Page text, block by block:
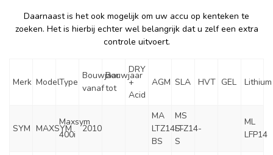
Daarnaast is het ook mogelijk om uw accu op kenteken te
zoeken. Het is hierbij echter wel belangrijk dat u zelf een extra
controle uitvoert.
Merk ModelType
Bouwjaar
vanaf
Bouwjaar
tot
DRY
+
Acid
AGM SLA HVT GEL Lithium
SYM MAXSYM
Maxsym
400i
2010
MA
LTZ14S-
BS
MS
LTZ14-
S
ML
LFP14